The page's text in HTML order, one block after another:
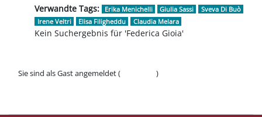
Verwandte Tags: Erika Menichelli Giulia Sassi
Sveva Di Buò
Irene Veltri
Elisa Filigheddu Claudia Melara
Kein Suchergebnis für 'Federica Gioia'
Sie sind als Gast angemeldet (
)